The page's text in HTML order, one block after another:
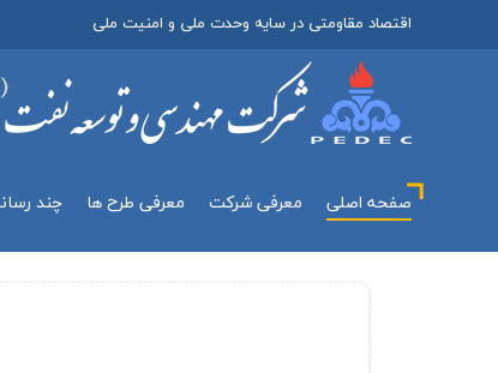
اقتصاد مقاومتی در سایه وحدت ملی و امنیت ملی
صفحه اصلی معرفي شركت معرفی طرح ها چند